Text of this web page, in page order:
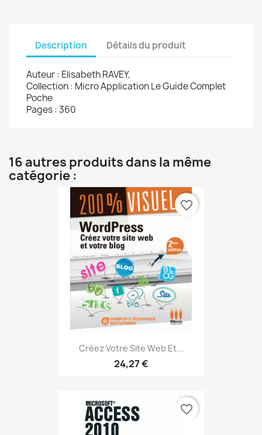
Description Détails du produit
Auteur : Elisabeth RAVEY,
Collection : Micro Application Le Guide Complet
Poche
Pages : 360
16 autres produits dans la même
catégorie :
Créez Votre Site Web Et...
24,27 €
favorite_border
favorite_border